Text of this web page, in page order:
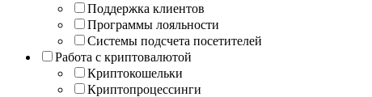
Поддержка клиентов
Программы лояльности
Системы подсчета посетителей
Работа с криптовалютой
Криптокошельки
Криптопроцессинги